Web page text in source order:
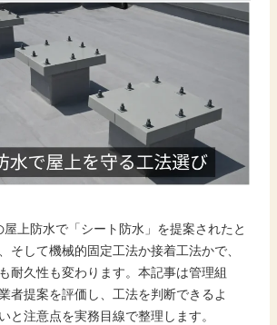
上防水で「シート防水」を提案されたと
そして機械的固定工法か接着工法かで、
耐久性も変わります。本記事は管理組
者提案を評価し、工法を判断できるよ
と注意点を実務目線で整理します。